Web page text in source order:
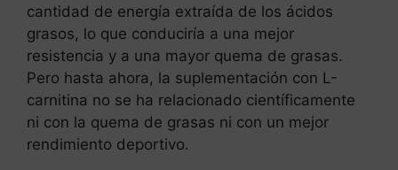
cantidad de energía extraída de los ácidos
grasos, lo que conduciría a una mejor
resistencia y a una mayor quema de grasas.
Pero hasta ahora, la suplementación con L-
carnitina no se ha relacionado científicamente
ni con la quema de grasas ni con un mejor
rendimiento deportivo.